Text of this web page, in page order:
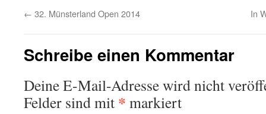
← 32. Münsterland Open 2014 In
Schreibe einen Kommentar
Deine E-Mail-Adresse wird nicht
Felder sind mit * markiert